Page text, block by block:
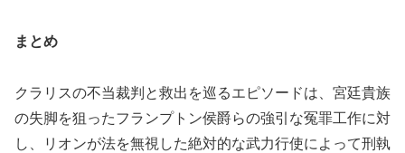
まとめ
クラリスの不当裁判と救出を巡るエピソードは、宮廷貴族
の失脚を狙ったフランプトン侯爵らの強引な冤罪工作に対
し、リオンが法を無視した絶対的な武力行使によって刑執